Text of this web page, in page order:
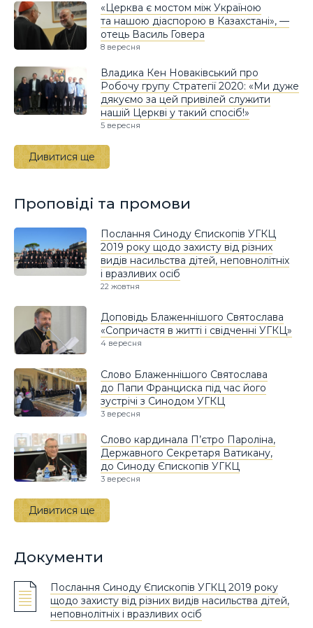
«Церква є мостом між Україною
та нашою діаспорою в Казахстані», —
отець Василь Говера
8 вересня
Владика Кен Новаківський про
Робочу групу Стратегії 2020: «Ми дуже
дякуємо за цей привілей служити
нашій Церкві у такий спосіб!»
5 вересня
Дивитися ще
Проповіді та промови
Послання Синоду Єпископів УГКЦ
2019 року щодо захисту від різних
видів насильства дітей, неповнолітніх
і вразливих осіб
22 жовтня
Доповідь Блаженнішого Святослава
«Сопричастя в житті і свідченні УГКЦ»
4 вересня
Слово Блаженнішого Святослава
до Папи Франциска під час його
зустрічі з Синодом УГКЦ
3 вересня
Слово кардинала П’єтро Пароліна,
Державного Секретаря Ватикану,
до Синоду Єпископів УГКЦ
3 вересня
Дивитися ще
Документи
Послання Синоду Єпископів УГКЦ 2019 року
щодо захисту від різних видів насильства дітей,
неповнолітніх і вразливих осіб